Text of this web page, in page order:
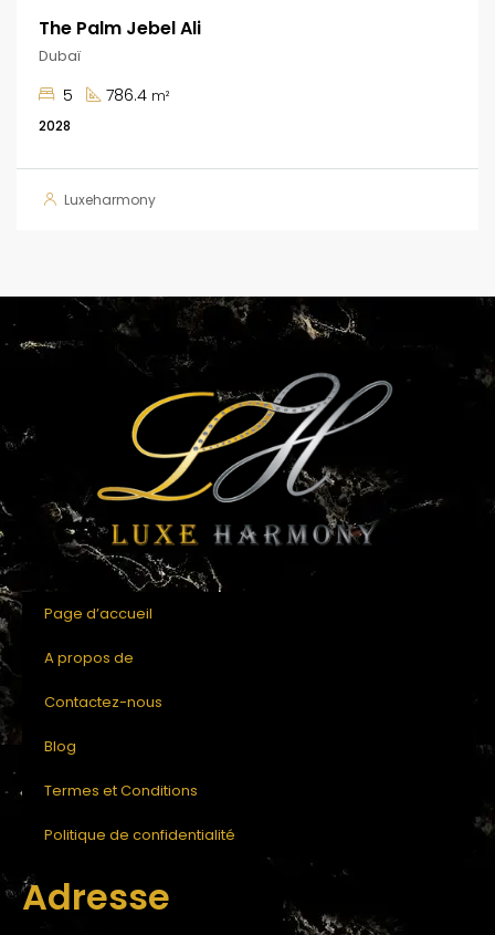
The Palm Jebel Ali
Dubaï
5 786.4 m²
2028
Luxeharmony
Page d’accueil
A propos de
Contactez-nous
Blog
Termes et Conditions
Politique de confidentialité
Adresse